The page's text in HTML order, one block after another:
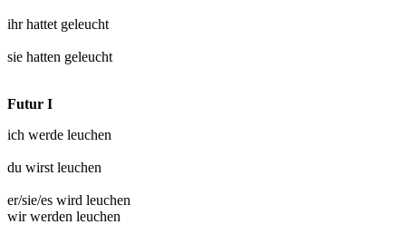
ihr hattet geleucht
sie hatten geleucht
Futur I
ich werde leuchen
du wirst leuchen
er/sie/es wird leuchen
wir werden leuchen